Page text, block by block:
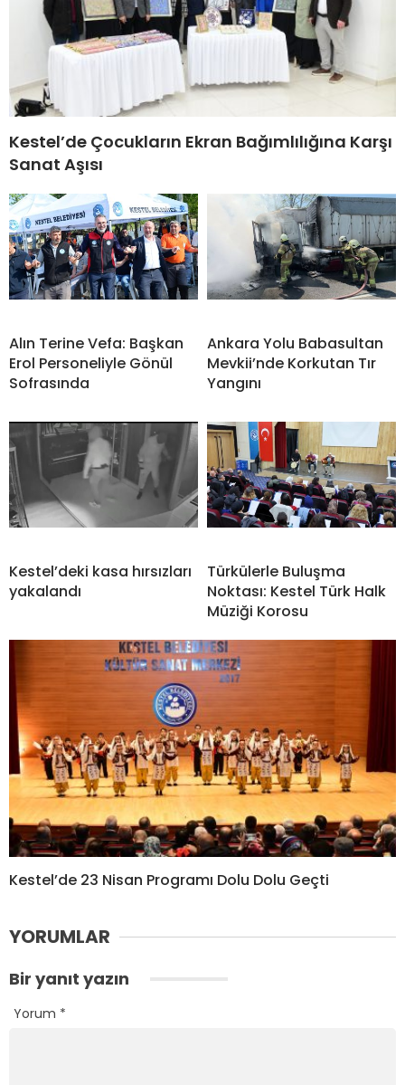
Kestel’de Çocukların Ekran Bağımlılığına Karşı
Sanat Aşısı
Alın Terine Vefa: Başkan
Erol Personeliyle Gönül
Sofrasında
Ankara Yolu Babasultan
Mevkii’nde Korkutan Tır
Yangını
Kestel’deki kasa hırsızları
yakalandı
Türkülerle Buluşma
Noktası: Kestel Türk Halk
Müziği Korosu
Kestel’de 23 Nisan Programı Dolu Dolu Geçti
YORUMLAR
Bir yanıt yazın
Yorum *